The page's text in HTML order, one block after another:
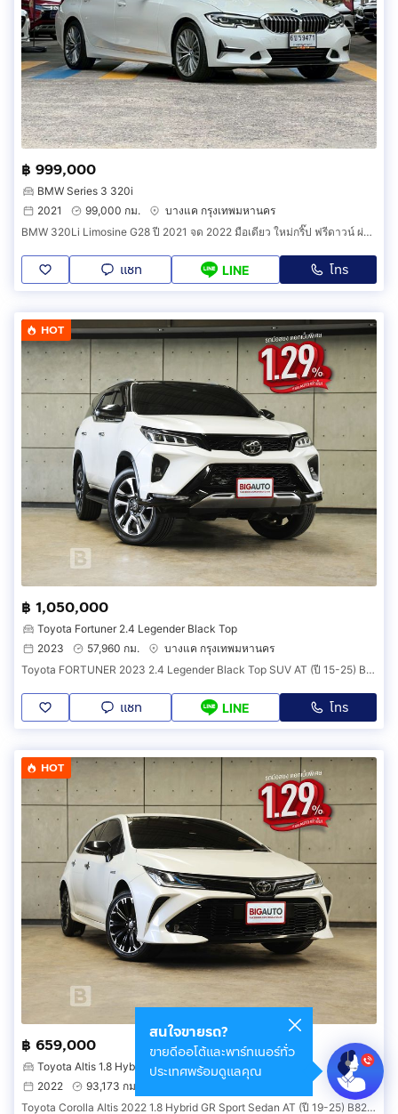
฿ 999,000
BMW Series 3 320i
2021
99,000 กม.
บางแค กรุงเทพมหานคร
BMW 320Li Limosine G28 ปี 2021 จด 2022 มือเดียว ใหม่กริ๊ป ฟรีดาวน์ ผ่อนเริ่ม 21,xxx
แชท LINE โทร
HOT
฿ 1,050,000
Toyota Fortuner 2.4 Legender Black Top
2023
57,960 กม.
บางแค กรุงเทพมหานคร
Toyota FORTUNER 2023 2.4 Legender Black Top SUV AT (ปี 15-25) B874
แชท LINE โทร
HOT
฿ 659,000
Toyota Altis 1.8 Hybrid GR Sport
2022
93,173 กม.
Toyota Corolla Altis 2022 1.8 Hybrid GR Sport Sedan AT (ปี 19-25) B8270
สนใจขายรถ?
ขายดีออโต้และพาร์ทเนอร์ทั่ว
ประเทศพร้อมดูแลคุณ